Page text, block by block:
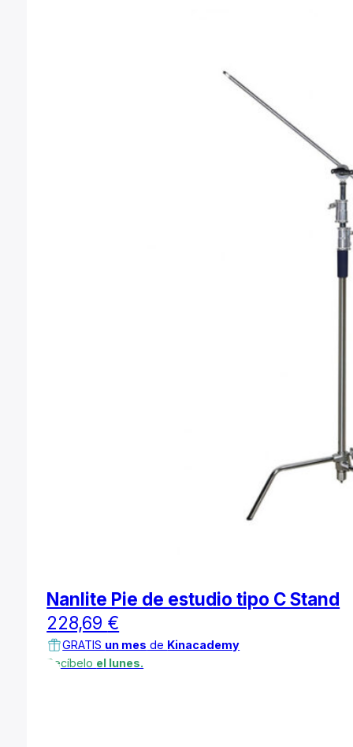
Nanlite Pie de estudio tipo C Stand
228,69 €
GRATIS un mes de Kinacademy
Recíbelo el lunes.